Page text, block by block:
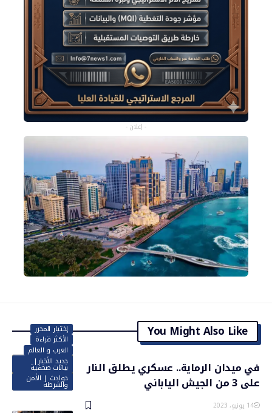
- إعلان -
You Might Also Like
إختيار المحرر
الأكثر قراءة
العرب و العالم
جديد الأخبار|
بيانات صحفية
حوادث | الأمن
والشرطة
في ميدان الرماية.. عسكري يطلق النار
على 3 من الجيش الياباني
14 يونيو، 2023